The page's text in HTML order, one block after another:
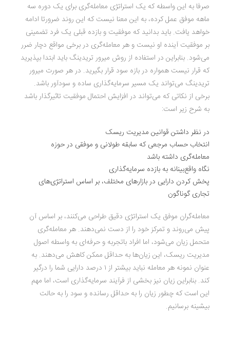
صرفا به این واسطه که یک استراتژی معامله‌گری برای یک دوره سه
ماهه موفق عمل کرده، به این معنا نیست که این روند ضرورتا ادامه
خواهد یافت. باید بدانید که موفقیت و بازده قبلی یک فرد تضمینی
بر موفقیت آینده او نیست و هر معامله‌گری در برخی مواقع دچار ضرر
می‌شود. بنابراین در استفاده از روش میرور تریدینگ باید ابتدا بپذیرید
که قرار نیست همواره در بازه سود قرار بگیرید. در هر صورت میرور
تریدینگ می‌تواند یک مسیر سرمایه‌گذاری ساده و سودآور باشد.
برخی از نکاتی که می‌تواند در افزایش احتمال موفقیت تاثیرگذار باشد
به شرح زیر است:
در نظر داشتن قوانین مدیریت ریسک
انتخاب حساب مرجعی که سابقه طولانی و موفقی در حوزه
معامله‌گری داشته باشد
نگاه واقع‌بینانه به بازده سرمایه‌گذاری
پخش کردن دارایی در بازارهای مختلف، بر اساس استراتژی‌های
تجاری گوناگون
معامله‌گران موفق یک استراتژی دقیق طراحی می‌کنند، بر اساس آن
پیش می‌روند و تمرکز خود را از دست نمی‌دهند. هر معامله‌‌گری
متحمل زیان می‌شود، اما افراد باتجربه و حرفه‌ای به واسطه اصول
مدیریت ریسک، این زیان‌ها به حداقل ممکن کاهش می‌دهند. به
عنوان نمونه هر معامله نباید بیشتر از ۱ درصد دارایی شما را درگیر
کند. بنابراین زیان نیز بخشی از فرآیند سرمایه‌گذاری است، اما مهم
این است که چطور زیان را به حداقل رسانده و سود را به حالت
بیشینه برسانیم.